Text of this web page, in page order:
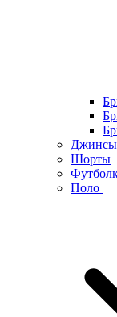
Джинсы
Шорты
Поло